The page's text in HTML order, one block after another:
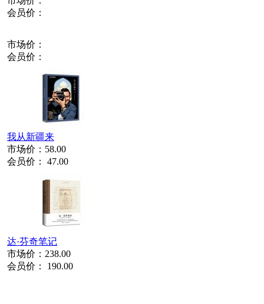
会员价：
市场价：
会员价：
我从新疆来
市场价： 58.00
会员价： 47.00
达·芬奇笔记
市场价： 238.00
会员价： 190.00